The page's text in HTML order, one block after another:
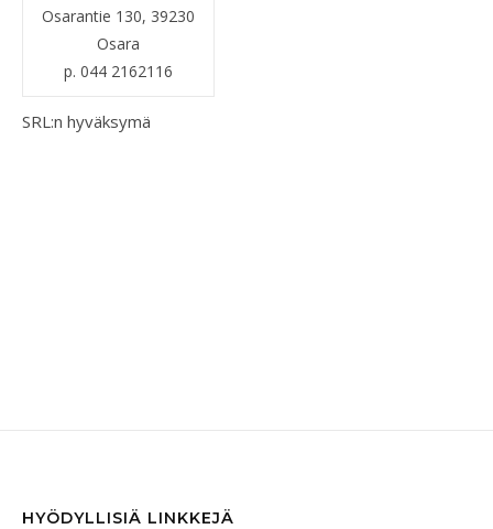
Osarantie 130, 39230
Osara
p. 044 2162116
SRL:n hyväksymä
HYÖDYLLISIÄ LINKKEJÄ